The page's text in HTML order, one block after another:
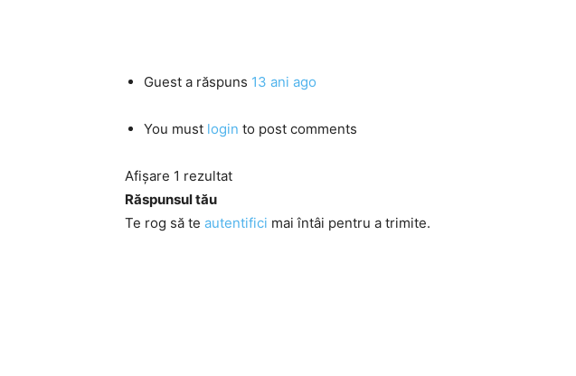
Guest a răspuns 13 ani ago
You must login to post comments
Afișare 1 rezultat
Răspunsul tău
Te rog să te autentifici mai întâi pentru a trimite.